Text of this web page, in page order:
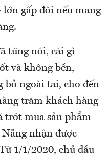
gấp đôi nếu mang
từng nói, cái gì
và không bền,
bỏ ngoài tai, cho đến
trăm khách hàng
trót mua sản phẩm
nhận được
1/1/2020, chủ đầu